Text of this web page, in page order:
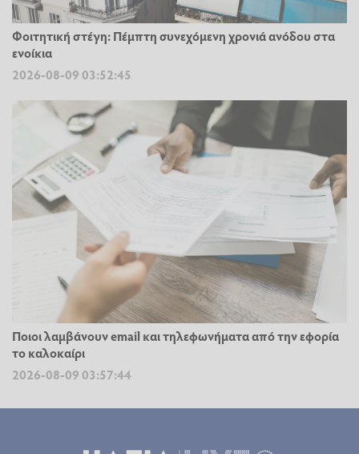
Φοιτητική στέγη: Πέμπτη συνεχόμενη χρονιά ανόδου στα
ενοίκια
2026-08-09 03:52:45
Ποιοι λαμβάνουν email και τηλεφωνήματα από την εφορία
το καλοκαίρι
2026-08-09 03:57:44